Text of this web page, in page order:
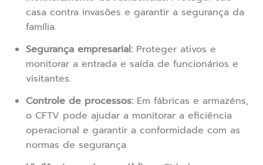
casa contra invasões e garantir a segurança da
família.
Segurança empresarial: Proteger ativos e
monitorar a entrada e saída de funcionários e
visitantes.
Controle de processos: Em fábricas e armazéns,
o CFTV pode ajudar a monitorar a eficiência
operacional e garantir a conformidade com as
normas de segurança.